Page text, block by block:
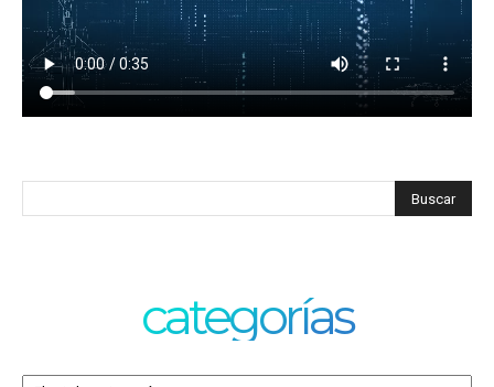
categorías
Categorías